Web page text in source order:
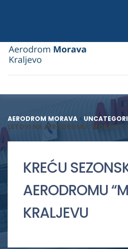
AERODROM MORAVA >
LETOVI NA AERODROMU “MORAVA”
KREĆU
AERODROMU
KRALJEVU